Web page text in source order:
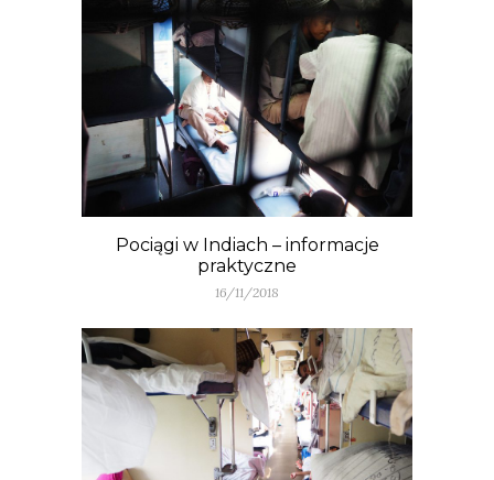
Pociągi w Indiach – informacje
praktyczne
16/11/2018